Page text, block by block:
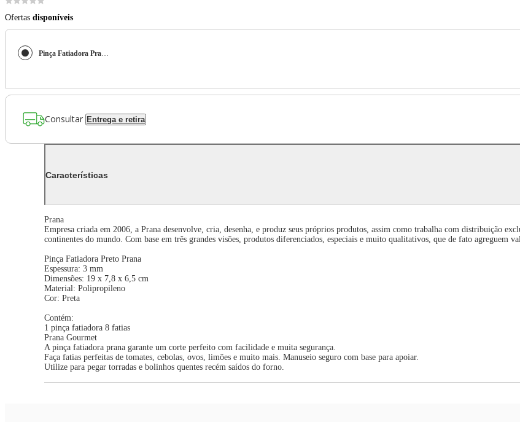
Ofertas disponíveis
Pinça Fatiadora Prana
Consultar Entrega e retira
Características
Prana
Empresa criada em 2006, a Prana desenvolve, cria, desenha, e produz seus próprios produtos, assim como trabalha com distribuição
continentes do mundo. Com base em três grandes visões, produtos diferenciados, especiais e muito qualitativos, que de fato agreguem
Pinça Fatiadora Preto Prana
Espessura: 3 mm
Dimensões: 19 x 7,8 x 6,5 cm
Material: Polipropileno
Cor: Preta
Contém:
1 pinça fatiadora 8 fatias
Prana Gourmet
A pinça fatiadora prana garante um corte perfeito com facilidade e muita segurança.
Faça fatias perfeitas de tomates, cebolas, ovos, limões e muito mais. Manuseio seguro com base para apoiar.
Utilize para pegar torradas e bolinhos quentes recém saídos do forno.